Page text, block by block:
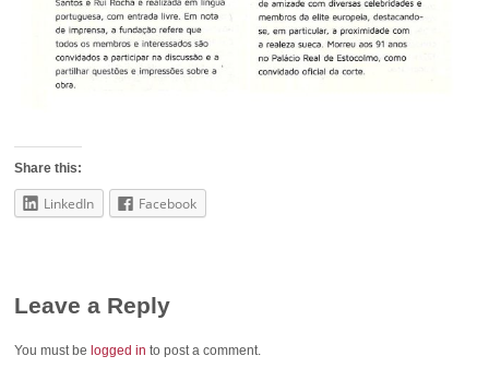
Share this:
LinkedIn Facebook
Leave a Reply
You must be logged in to post a comment.